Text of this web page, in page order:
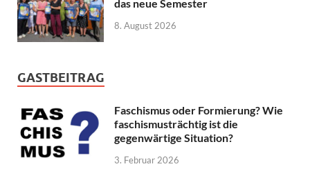
das neue Semester
8. August 2026
GASTBEITRAG
Faschismus oder Formierung? Wie
faschismusträchtig ist die
gegenwärtige Situation?
3. Februar 2026